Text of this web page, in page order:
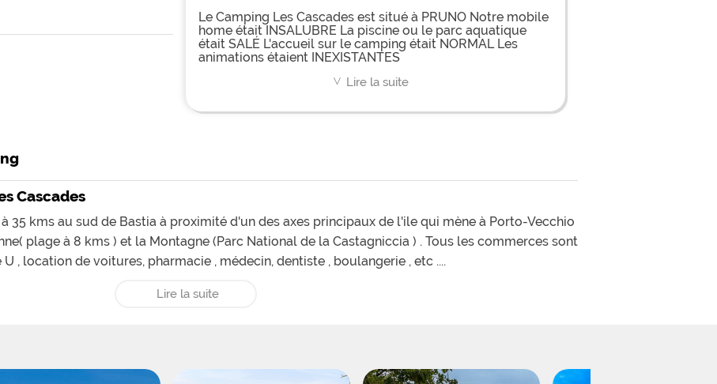
Le Camping Les Cascades est situé à PRUNO Notre mobile
home était INSALUBRE La piscine ou le parc aquatique
était SALÉ L'accueil sur le camping était NORMAL Les
animations étaient INEXISTANTES
< Lire la suite
Cascades
35 kms au sud de Bastia à proximité d'un des axes principaux de l'ile qui mène à Porto-Vecchio
plage à 8 kms ) et la Montagne (Parc National de la Castagniccia ) . Tous les commerces sont
, location de voitures, pharmacie , médecin, dentiste , boulangerie , etc ....
Lire la suite